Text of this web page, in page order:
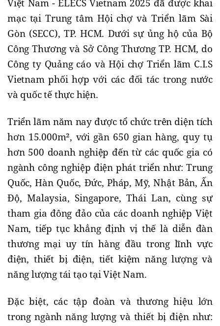
Việt Nam - ELECS Vietnam 2025 đã được khai
mạc tại Trung tâm Hội chợ và Triển lãm Sài
Gòn (SECC), TP. HCM. Dưới sự ủng hộ của Bộ
Công Thương và Sở Công Thương TP. HCM, do
Công ty Quảng cáo và Hội chợ Triển lãm C.I.S
Vietnam phối hợp với các đối tác trong nước
và quốc tế thực hiện.
Triển lãm năm nay được tổ chức trên diện tích
hơn 15.000m², với gần 650 gian hàng, quy tụ
hơn 500 doanh nghiệp đến từ các quốc gia có
ngành công nghiệp điện phát triển như: Trung
Quốc, Hàn Quốc, Đức, Pháp, Mỹ, Nhật Bản, Ấn
Độ, Malaysia, Singapore, Thái Lan, cùng sự
tham gia đông đảo của các doanh nghiệp Việt
Nam, tiếp tục khẳng định vị thế là diễn đàn
thương mại uy tín hàng đầu trong lĩnh vực
điện, thiết bị điện, tiết kiệm năng lượng và
năng lượng tái tạo tại Việt Nam.
Đặc biệt, các tập đoàn và thương hiệu lớn
trong ngành năng lượng và thiết bị điện như: